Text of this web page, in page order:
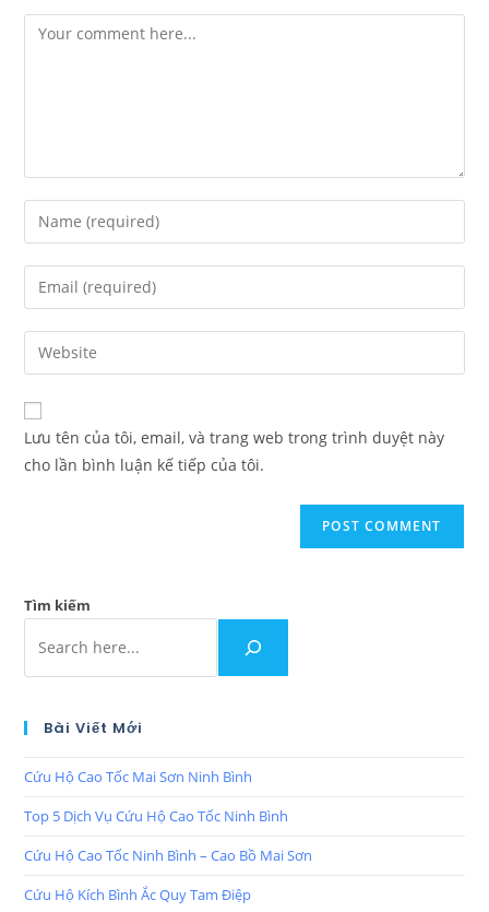
Lưu tên của tôi, email, và trang web trong trình duyệt này
cho lần bình luận kế tiếp của tôi.
Tìm kiếm
Bài Viết Mới
Cứu Hộ Cao Tốc Mai Sơn Ninh Bình
Top 5 Dịch Vụ Cứu Hộ Cao Tốc Ninh Bình
Cứu Hộ Cao Tốc Ninh Bình – Cao Bồ Mai Sơn
Cứu Hộ Kích Bình Ắc Quy Tam Điệp